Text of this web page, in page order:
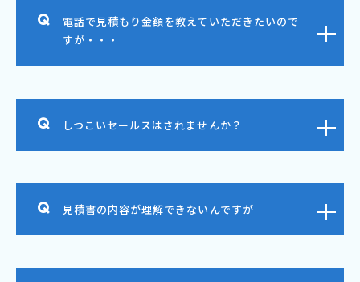
電話で見積もり金額を教えていただきたいので
すが・・・
しつこいセールスはされませんか？
見積書の内容が理解できないんですが